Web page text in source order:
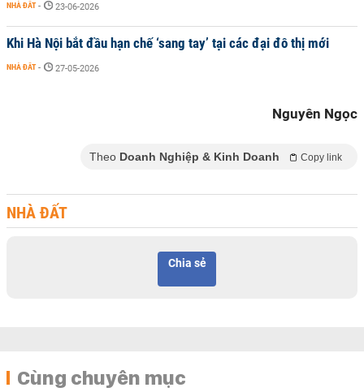
NHÀ ĐẤT - 23-06-2026
Khi Hà Nội bắt đầu hạn chế ‘sang tay’ tại các đại đô thị mới
NHÀ ĐẤT - 27-05-2026
Nguyên Ngọc
Theo Doanh Nghiệp & Kinh Doanh Copy link
NHÀ ĐẤT
Chia sẻ
Cùng chuyên mục